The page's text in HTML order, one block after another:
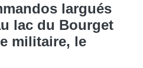
largués
lac du Bourget
militaire, le